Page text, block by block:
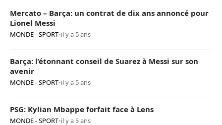
Mercato – Barça: un contrat de dix ans annoncé pour
Lionel Messi
MONDE - SPORT•il y a 5 ans
Barça: l’étonnant conseil de Suarez à Messi sur son
avenir
MONDE - SPORT•il y a 5 ans
PSG: Kylian Mbappe forfait face à Lens
MONDE - SPORT•il y a 5 ans